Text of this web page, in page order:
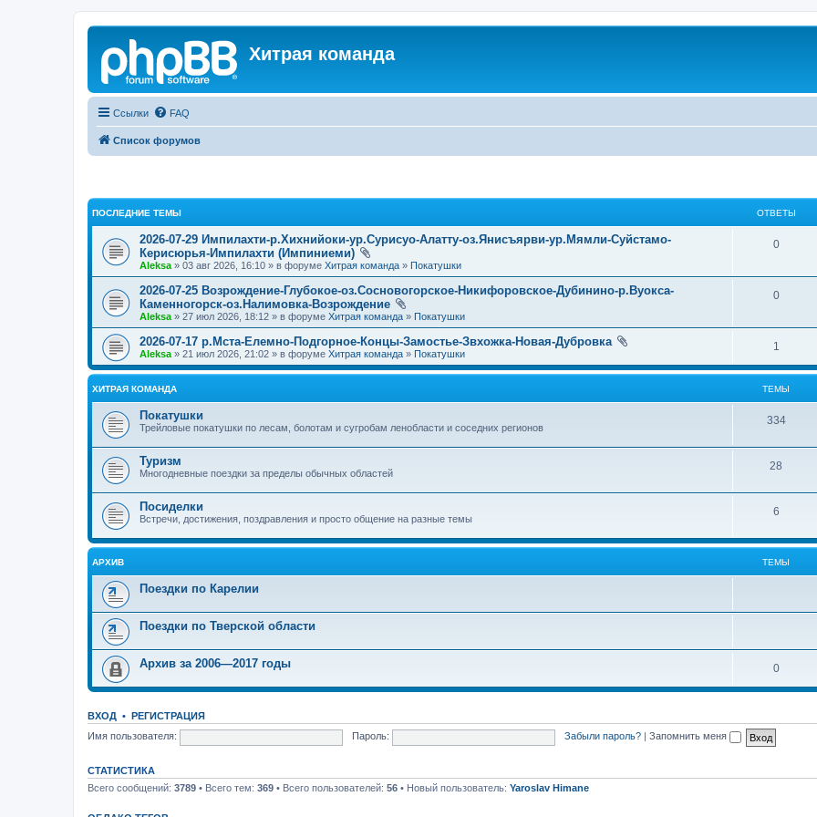
Хитрая команда
Ссылки FAQ
Список форумов
ПОСЛЕДНИЕ ТЕМЫ ОТВЕТЫ
2026-07-29 Импилахти-р.Хихнийоки-ур.Сурисуо-Алатту-оз.Янисъярви-ур.Мямли-Суйстамо-
Керисюрья-Импилахти (Импиниеми)
Aleksa » 03 авг 2026, 16:10 » в форуме Хитрая команда » Покатушки
0
2026-07-25 Возрождение-Глубокое-оз.Сосновогорское-Никифоровское-Дубинино-р.Вуокса-
Каменногорск-оз.Налимовка-Возрождение
Aleksa » 27 июл 2026, 18:12 » в форуме Хитрая команда » Покатушки
0
2026-07-17 р.Мста-Елемно-Подгорное-Концы-Замостье-Звхожка-Новая-Дубровка
Aleksa » 21 июл 2026, 21:02 » в форуме Хитрая команда » Покатушки
1
ХИТРАЯ КОМАНДА ТЕМЫ
Покатушки
Трейловые покатушки по лесам, болотам и сугробам ленобласти и соседних регионов
334
Туризм
Многодневные поездки за пределы обычных областей
28
Посиделки
Встречи, достижения, поздравления и просто общение на разные темы
6
АРХИВ ТЕМЫ
Поездки по Карелии
Поездки по Тверской области
Архив за 2006—2017 годы 0
ВХОД • РЕГИСТРАЦИЯ
Имя пользователя:
Пароль: Забыли пароль? Запомнить меня
СТАТИСТИКА
Всего сообщений: 3789 • Всего тем: 369 • Всего пользователей: 56 • Новый пользователь: Yaroslav Himane